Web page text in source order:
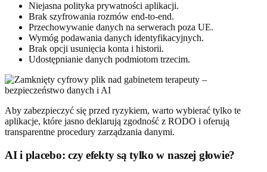
Niejasna polityka prywatności aplikacji.
Brak szyfrowania rozmów end-to-end.
Przechowywanie danych na serwerach poza UE.
Wymóg podawania danych identyfikacyjnych.
Brak opcji usunięcia konta i historii.
Udostępnianie danych podmiotom trzecim.
Aby zabezpieczyć się przed ryzykiem, warto wybierać tylko te
aplikacje, które jasno deklarują zgodność z RODO i oferują
transparentne procedury zarządzania danymi.
AI i placebo: czy efekty są tylko w naszej głowie?